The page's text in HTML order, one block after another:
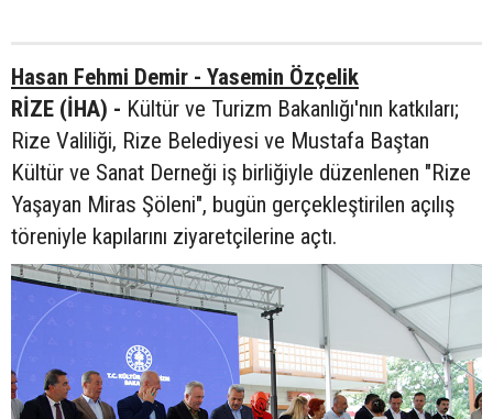
Hasan Fehmi Demir - Yasemin Özçelik
RİZE (İHA) - Kültür ve Turizm Bakanlığı'nın katkıları;
Rize Valiliği, Rize Belediyesi ve Mustafa Baştan
Kültür ve Sanat Derneği iş birliğiyle düzenlenen "Rize
Yaşayan Miras Şöleni", bugün gerçekleştirilen açılış
töreniyle kapılarını ziyaretçilerine açtı.